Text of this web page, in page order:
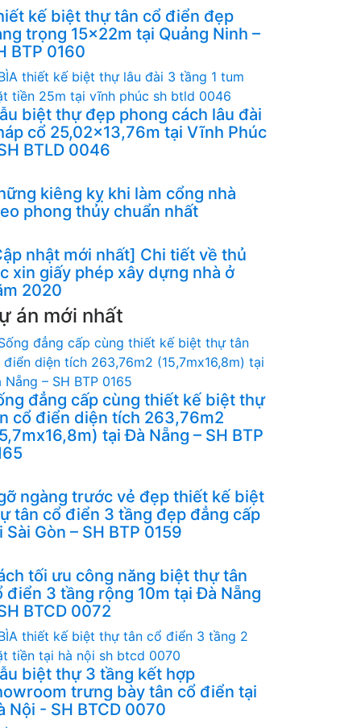
kế biệt thự tân cổ điển đẹp
trọng 15x22m tại Quảng Ninh –
BTP 0160
biệt thự đẹp phong cách lâu đài
cổ 25,02x13,76m tại Vĩnh Phúc
BTLD 0046
kiêng kỵ khi làm cổng nhà
phong thủy chuẩn nhất
nhật mới nhất] Chi tiết về thủ
xin giấy phép xây dựng nhà ở
2020
án mới nhất
đẳng cấp cùng thiết kế biệt thự
cổ điển diện tích 263,76m2
tại Đà Nẵng – SH BTP
ngàng trước vẻ đẹp thiết kế biệt
tân cổ điển 3 tầng đẹp đẳng cấp
Sài Gòn – SH BTP 0159
tối ưu công năng biệt thự tân
điển 3 tầng rộng 10m tại Đà Nẵng
BTCD 0072
biệt thự 3 tầng kết hợp
trưng bày tân cổ điển tại
Nội - SH BTCD 0070